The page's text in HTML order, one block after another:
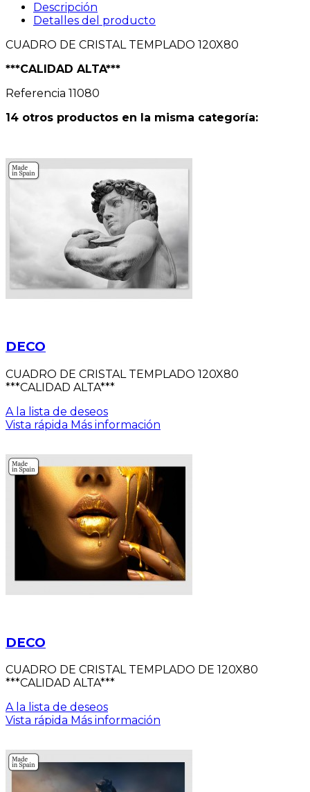
Descripción
Detalles del producto
CUADRO DE CRISTAL TEMPLADO 120X80
***CALIDAD ALTA***
Referencia 11080
14 otros productos en la misma categoría:
DECO
CUADRO DE CRISTAL TEMPLADO 120X80
***CALIDAD ALTA***
A la lista de deseos
Vista rápida Más información
DECO
CUADRO DE CRISTAL TEMPLADO DE 120X80
***CALIDAD ALTA***
A la lista de deseos
Vista rápida Más información